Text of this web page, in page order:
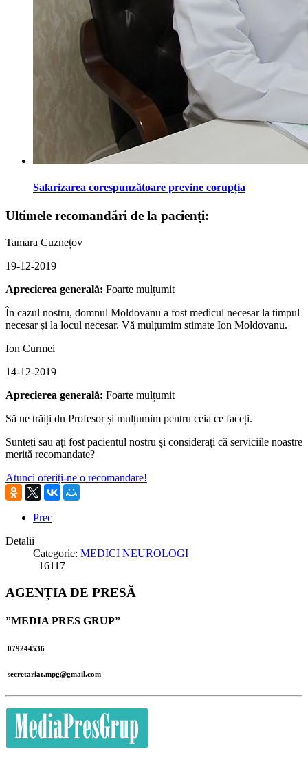
Salarizarea corespunzătoare previne corupția
Ultimele recomandări de la pacienți:
Tamara Cuznețov
19-12-2019
Aprecierea generală: Foarte mulțumit
În cazul nostru, domnul Moldovanu a fost medicul necesar la timpul
necesar și la locul necesar. Vă mulțumim stimate Ion Moldovanu.
Ion Curmei
14-12-2019
Aprecierea generală: Foarte mulțumit
Să ne trăiți dn Profesor și mulțumim pentru ceia ce faceți.
Sunteți sau ați fost pacientul nostru și considerați că serviciile noastre
merită recomandate?
Atunci oferiți-ne o recomandare!
Prec
Detalii
Categorie: MEDICI NEUROLOGI
16117
AGENȚIA DE PRESĂ
”MEDIA PRES GRUP”
079244536
secretariat.mpg@gmail.com